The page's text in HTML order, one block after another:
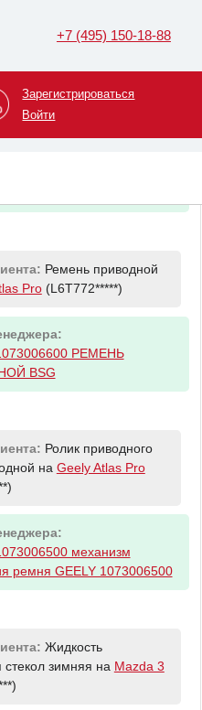
+7 (495) 150-18-88
Зарегистрироваться
Войти
Стойка
переднего на
Ремень приводной
Pro(L6T772*****)
РЕМЕНЬ
BSG
Ролик приводного
на Geely Atlas Pro
механизм
ремня GEELY 1073006500
Жидкость
зимняя на Mazda 3